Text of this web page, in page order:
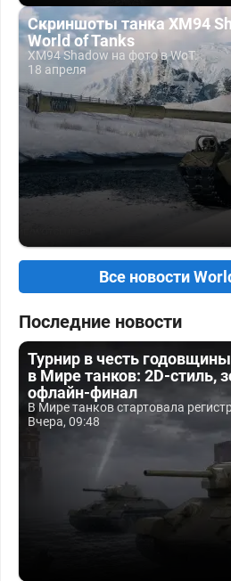
Скриншоты танка XM94
World of Tanks
XM94 Shadow на фото в WoT.
18 апреля
Все новости
Последние новости
Турнир в честь
в Мире танков: 2D-стиль,
офлайн-финал
В Мире танков стартовала
Вчера, 09:48